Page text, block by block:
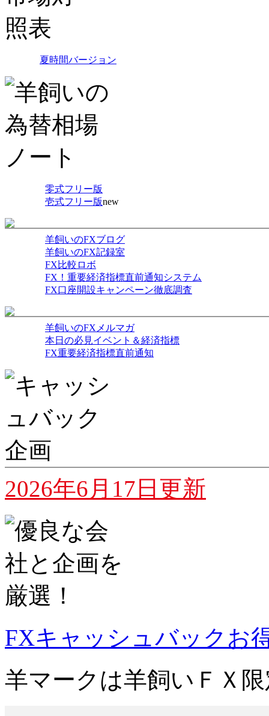
夏時間バージョン
零式フリー版
壱式フリー版new
羊飼いのFXブログ
羊飼いのFX記録室
FX比較ロボ
FX！重要経済指標直前通知システム
FX口座開設キャンペーン徹底調査
羊飼いのFXメルマガ
本日の必見イベント＆経済指標
FX重要経済指標直前通知
2026年6月17日更新
FXキャッシュバックお
羊マーク は羊飼いＦＸ